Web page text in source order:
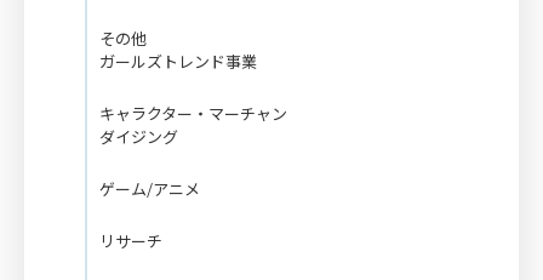
その他
ガールズトレンド事業
キャラクター・マーチャン
ダイジング
ゲーム/アニメ
リサーチ